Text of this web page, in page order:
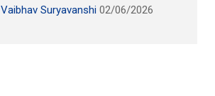
Vaibhav Suryavanshi 02/06/2026